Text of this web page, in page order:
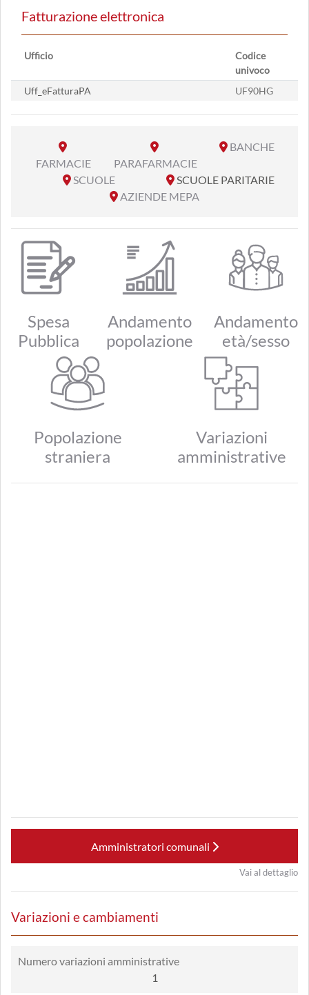
Fatturazione elettronica
Ufficio
Codice
univoco
Uff_eFatturaPA
UF90HG
FARMACIE PARAFARMACIE
BANCHE
SCUOLE
SCUOLE PARITARIE
AZIENDE MEPA
Spesa
Pubblica
Andamento
popolazione
Andamento
età/sesso
Popolazione
straniera
Variazioni
amministrative
Amministratori comunali
Vai al dettaglio
Variazioni e cambiamenti
Numero variazioni amministrative
1